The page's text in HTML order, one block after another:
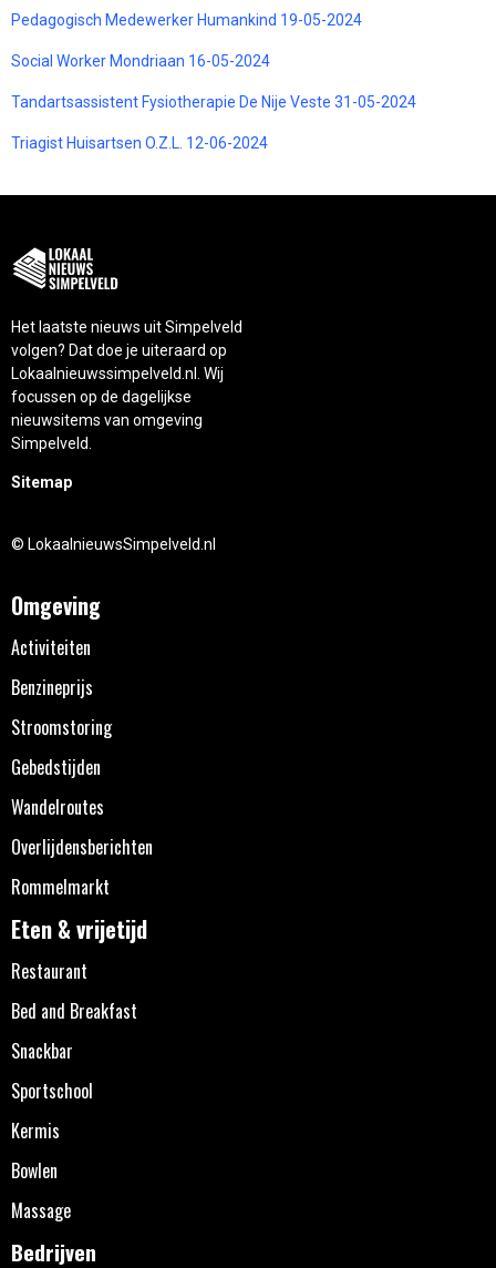
Pedagogisch Medewerker Humankind 19-05-2024
Social Worker Mondriaan 16-05-2024
Tandartsassistent Fysiotherapie De Nije Veste 31-05-2024
Triagist Huisartsen O.Z.L. 12-06-2024
Het laatste nieuws uit Simpelveld
volgen? Dat doe je uiteraard op
Lokaalnieuwssimpelveld.nl. Wij
focussen op de dagelijkse
nieuwsitems van omgeving
Simpelveld.
Sitemap
© LokaalnieuwsSimpelveld.nl
Omgeving
Activiteiten
Benzineprijs
Stroomstoring
Gebedstijden
Wandelroutes
Overlijdensberichten
Rommelmarkt
Eten & vrijetijd
Restaurant
Bed and Breakfast
Snackbar
Sportschool
Kermis
Bowlen
Massage
Bedrijven